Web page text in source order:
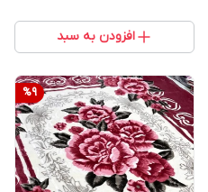
افزودن به سبد
%9